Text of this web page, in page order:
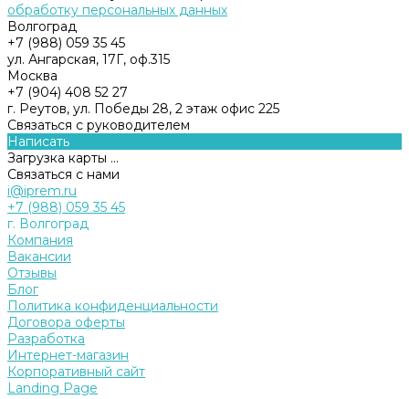
обработку персональных данных
Волгоград
+7 (988) 059 35 45
ул. Ангарская, 17Г, оф.315
Москва
+7 (904) 408 52 27
г. Реутов, ул. Победы 28, 2 этаж офис 225
Связаться с руководителем
Написать
Загрузка карты ...
Связаться с нами
i@iprem.ru
+7 (988) 059 35 45
г. Волгоград
Компания
Вакансии
Отзывы
Блог
Политика конфиденциальности
Договора оферты
Разработка
Интернет-магазин
Корпоративный сайт
Landing Page